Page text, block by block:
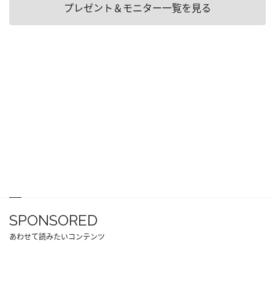
プレゼント＆モニター一覧を見る
SPONSORED
あわせて読みたいコンテンツ